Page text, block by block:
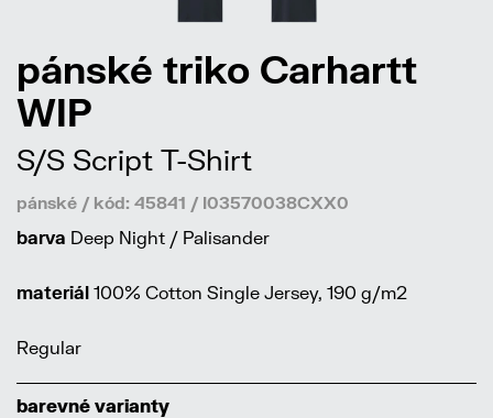
pánské triko Carhartt
WIP
S/S Script T-Shirt
pánské / kód: 45841 / I03570038CXX0
barva Deep Night / Palisander
materiál 100% Cotton Single Jersey, 190 g/m2
Regular
barevné varianty